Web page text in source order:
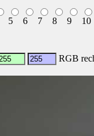
5 6 7 8 9 10
RGB